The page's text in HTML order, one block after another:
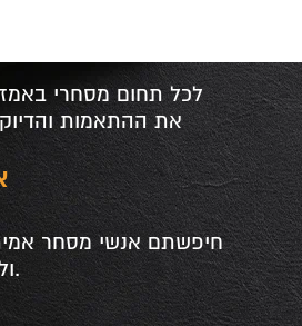
לכל תחום מסחרי
את ההתאמות
חיפשתם אנשי מסחר
ולהצליח בעולם, עם הצוות המקצועי בישראל.